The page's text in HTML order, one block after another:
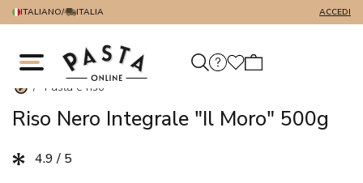
ITALIANO/ ITALIA ACCEDI
/ Pasta e riso
Riso Nero Integrale "Il Moro" 500g
4.9 / 5